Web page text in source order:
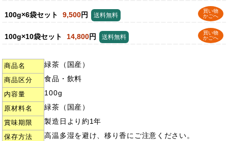
100g×6袋セット 9,500円
買い物
かごへ
送料無料
100g×10袋セット 14,800円
買い物
かごへ
送料無料
商品名 緑茶（国産）
商品区分 食品・飲料
内容量 100g
原材料名 緑茶（国産）
賞味期限 製造日より約1年
保存方法 高温多湿を避け、移り香にご注意ください。